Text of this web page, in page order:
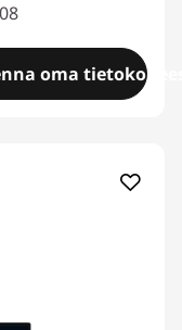
oma